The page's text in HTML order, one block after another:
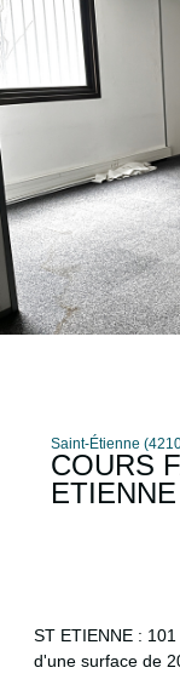
Saint-Étienne
COURS
ST ETIENNE :
d'une surface de